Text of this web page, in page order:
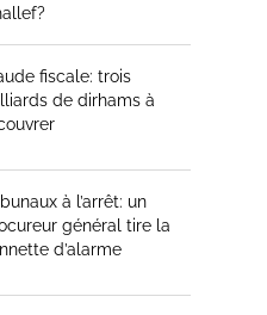
fiscale: trois
de dirhams à
à l’arrêt: un
général tire la
d’alarme